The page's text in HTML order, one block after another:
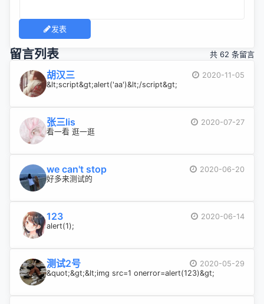
发表
留言列表 共 62 条留言
胡汉三
2020-11-05
&lt;script&gt;alert('aa')&lt;/script&gt;
张三lis
2020-07-27
看一看 逛一逛
we can't stop
2020-06-20
好多来测试的
123
2020-06-14
alert(1);
测试2号
2020-05-29
&quot;&gt;&lt;img src=1 onerror=alert(123)&gt;